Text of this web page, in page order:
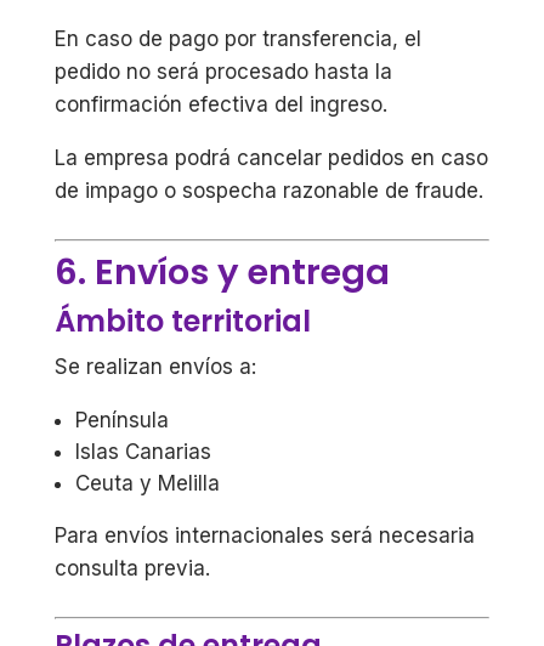
En caso de pago por transferencia, el
pedido no será procesado hasta la
confirmación efectiva del ingreso.
La empresa podrá cancelar pedidos en caso
de impago o sospecha razonable de fraude.
6. Envíos y entrega
Ámbito territorial
Se realizan envíos a:
Península
Islas Canarias
Ceuta y Melilla
Para envíos internacionales será necesaria
consulta previa.